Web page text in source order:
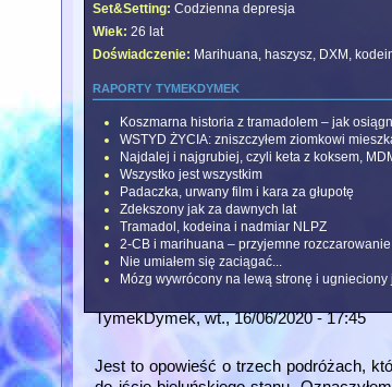
Set&Setting: Codzienna depresja
Wiek: 26 lat
Doświadczenie: Marihuana, haszysz, DXM,
raporty tymekdymek
Koszmarna historia z tramadolem – jak
WSTYD ŻYCIA: zniszczyłem ziomkowi
Najdalej i najgrubiej, czyli keta z koksem,
Wszystko jest wszystkim
Padaczka, urwany film i kara za głupotę
Zdekszony jak za dawnych lat
Tramadol, kodeina i nadmiar NLPZ
2-CB i marihuana – przyjemne rozczarowanie
Nie umiałem się zaciągać...
Mózg wywrócony na lewą stronę i ugnieciony
TymekDymek, wt., 16/06/2020 - 17:45
Jest to opowieść o trzech podróżach,